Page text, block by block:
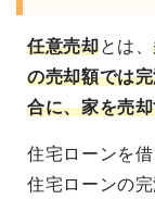
任意売却とは、
の売却額では
合に、家を売
住宅ローンを
住宅ローンの